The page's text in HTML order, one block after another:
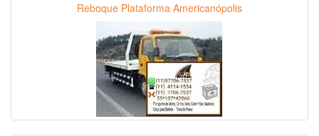
Reboque Plataforma Americanópolis